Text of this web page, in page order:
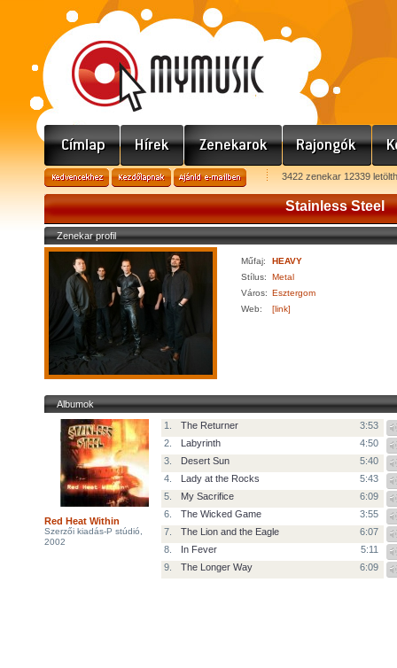
3422 zenekar 12339
Stainless Steel
Zenekar profil
Műfaj:
HEAVY
Stílus:
Metal
Város: Esztergom
Web:
[link]
Albumok
Red Heat Within
Szerzői kiadás-P stúdió,
2002
1. The Returner
3:53
2.
Labyrinth
4:50
3.
Desert Sun
5:40
4.
Lady at the Rocks
5:43
5.
My Sacrifice
6:09
6.
The Wicked Game
3:55
7.
The Lion and the Eagle
6:07
8.
In Fever
5:11
9.
The Longer Way 6:09